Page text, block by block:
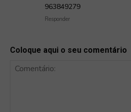
963849279
Responder
Coloque aqui o seu comentário